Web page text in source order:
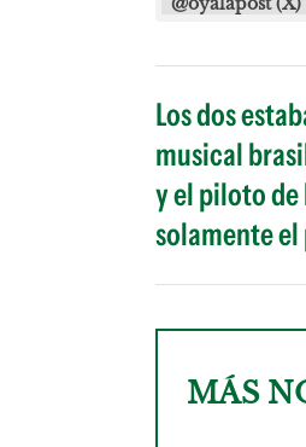
Los dos
musical
y el piloto de
solamente
MÁS